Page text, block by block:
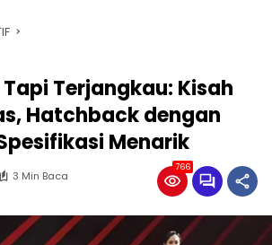
Terjangkau: Kisah
Hatchback dengan
Menarik
3 Min Baca
766